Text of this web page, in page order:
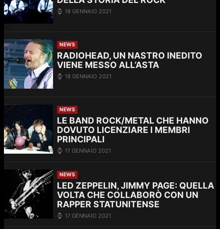
18 GENNAIO 2021
NEWS
RADIOHEAD, UN NASTRO INEDITO
VIENE MESSO ALL’ASTA
18 GENNAIO 2021
NEWS
LE BAND ROCK/METAL CHE HANNO
DOVUTO LICENZIARE I MEMBRI
PRINCIPALI
17 GENNAIO 2021
NEWS
LED ZEPPELIN, JIMMY PAGE: QUELLA
VOLTA CHE COLLABORÒ CON UN
RAPPER STATUNITENSE
17 GENNAIO 2021